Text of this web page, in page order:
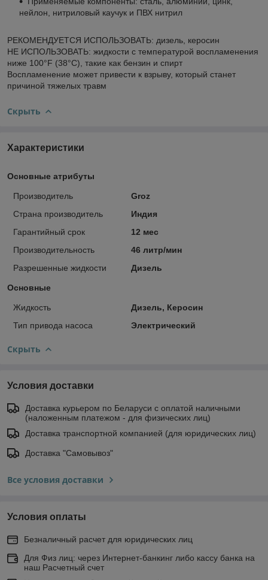
нейлон, нитриловый каучук и ПВХ нитрил
РЕКОМЕНДУЕТСЯ ИСПОЛЬЗОВАТЬ: дизель, керосин
НЕ ИСПОЛЬЗОВАТЬ: жидкости с температурой воспламенения
ниже 100°F (38°C), такие как бензин и спирт
Воспламенение может привести к взрыву, который станет
причиной тяжелых травм
Скрыть
Характеристики
Основные атрибуты
Производитель
Groz
Страна производитель
Индия
Гарантийный срок
12 мес
Производительность
46 литр/мин
Разрешенные жидкости
Дизель
Основные
Жидкость
Дизель, Керосин
Тип привода насоса
Электрический
Скрыть
Условия доставки
Доставка курьером по Беларуси с оплатой наличными
(наложенным платежом - для физических лиц)
Доставка транспортной компанией (для юридических лиц)
Доставка "Самовывоз"
Все условия доставки
Условия оплаты
Безналичный расчет для юридических лиц
Для Физ лиц: через Интернет-банкинг либо кассу банка на
наш Расчетный счет